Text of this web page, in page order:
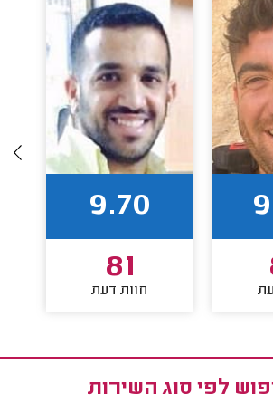
9.70
81
חוות דעת
לפי סוג השירות